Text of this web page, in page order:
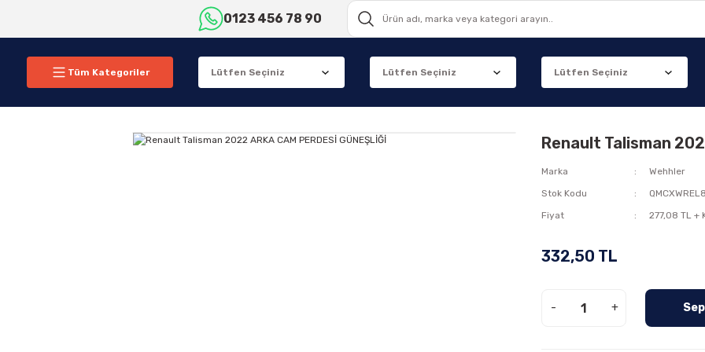
0123 456 78 90
Tüm Kategoriler
Renault Talisman
Marka
Wehhler
Stok Kodu
Fiyat
277,08 TL +
332,50 TL
- +